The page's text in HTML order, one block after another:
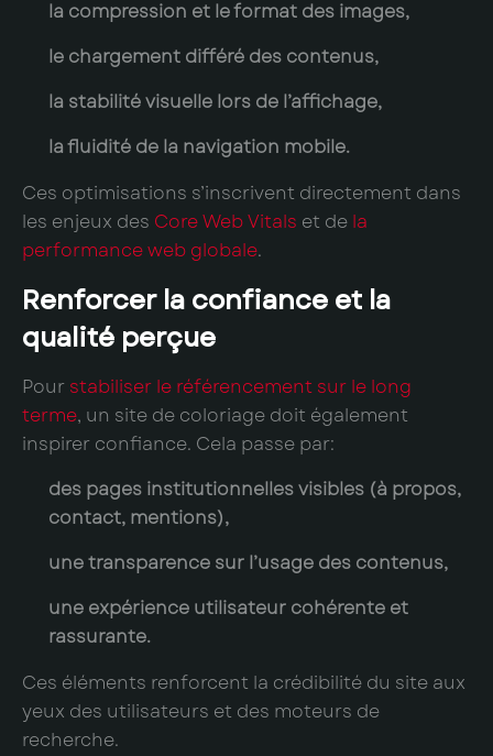
la compression et le format des images,
le chargement différé des contenus,
la stabilité visuelle lors de l’affichage,
la fluidité de la navigation mobile.
Ces optimisations s’inscrivent directement dans
les enjeux des Core Web Vitals et de la
performance web globale.
Renforcer la confiance et la
qualité perçue
Pour stabiliser le référencement sur le long
terme, un site de coloriage doit également
inspirer confiance. Cela passe par:
des pages institutionnelles visibles (à propos,
contact, mentions),
une transparence sur l’usage des contenus,
une expérience utilisateur cohérente et
rassurante.
Ces éléments renforcent la crédibilité du site aux
yeux des utilisateurs et des moteurs de
recherche.